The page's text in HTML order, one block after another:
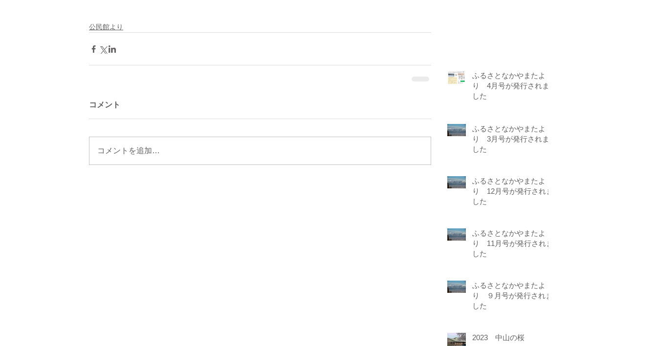
公民館より
コメント
コメントを追加…
ふるさとなかやまたよ
り 4月号が発行されま
した
ふるさとなかやまたよ
り 3月号が発行されま
した
ふるさとなかやまたよ
り 12月号が発行されま
した
ふるさとなかやまたよ
り 11月号が発行されま
した
ふるさとなかやまたよ
り ９月号が発行されま
した
2023 中山の桜